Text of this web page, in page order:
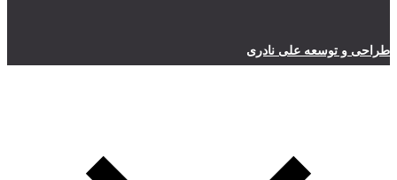
طراحی و توسعه علی نادری